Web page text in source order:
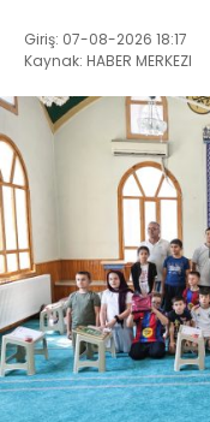
Giriş: 07-08-2026 18:17
Kaynak: HABER MERKEZI